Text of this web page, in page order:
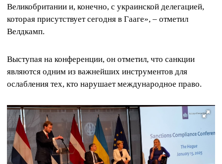
Великобритании и, конечно, с украинской делегацией,
которая присутствует сегодня в Гааге», – отметил
Велдкамп.
Выступая на конференции, он отметил, что санкции
являются одним из важнейших инструментов для
ослабления тех, кто нарушает международное право.